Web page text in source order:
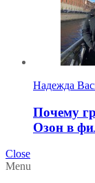
Надежда
Почему
Озон в
Close
Menu